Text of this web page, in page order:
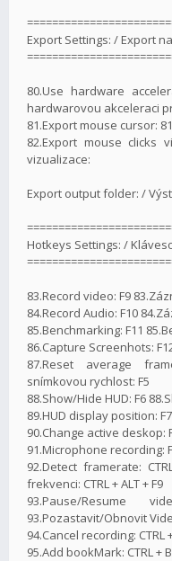
Export Settings: / Export
80.Use hardware
hardwarovou akceleraci
81.Export mouse cursor:
82.Export mouse clicks
vizualizace:
Export output folder: /
Hotkeys Settings: /
83.Record video: F9
84.Record Audio: F10
85.Benchmarking: F11
86.Capture Screenhots:
87.Reset average
snímkovou rychlost: F5
88.Show/Hide HUD: F6
89.HUD display position:
90.Change active deskop:
91.Microphone recording:
92.Detect framerate:
frekvenci: CTRL + ALT + F9
93.Pause/Resume
93.Pozastavit/Obnovit
94.Cancel recording: CTRL
95.Add bookMark: CTRL +